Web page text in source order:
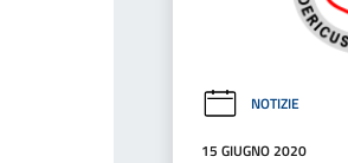
NOTIZIE
15 GIUGNO 2020